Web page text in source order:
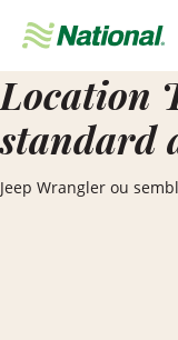
navigation
Location
standard
Jeep Wrangler ou